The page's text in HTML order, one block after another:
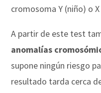
cromosoma Y (niño) o
A partir de este test
anomalías
supone ningún riesgo
resultado tarda cerca